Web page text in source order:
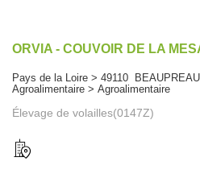
ORVIA - COUVOIR DE LA
Pays de la Loire > 49110
Agroalimentaire > Agroalimentaire
Élevage de volailles(0147Z)